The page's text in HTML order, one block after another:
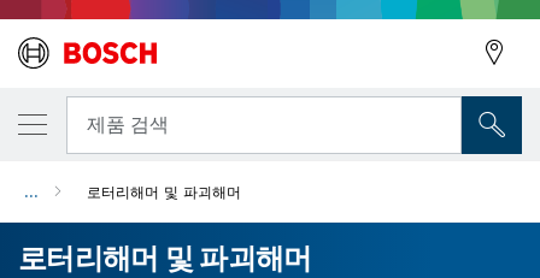
제품 검색
... 로터리해머 및 파괴해머
로터리해머 및 파괴해머